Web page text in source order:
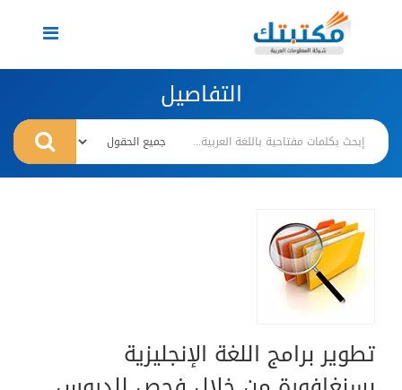
Toggle
navigation
التفاصيل
تطوير برامج اللغة الإنجليزية